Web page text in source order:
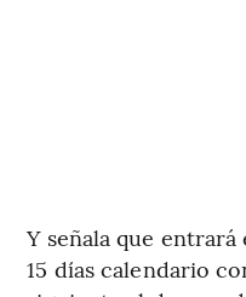
Y señala que
15 días calendario